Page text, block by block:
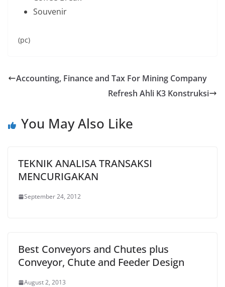
Souvenir
(pc)
Accounting, Finance and Tax For Mining Company
Refresh Ahli K3 Konstruksi
You May Also Like
TEKNIK ANALISA TRANSAKSI
MENCURIGAKAN
September 24, 2012
Best Conveyors and Chutes plus
Conveyor, Chute and Feeder Design
August 2, 2013